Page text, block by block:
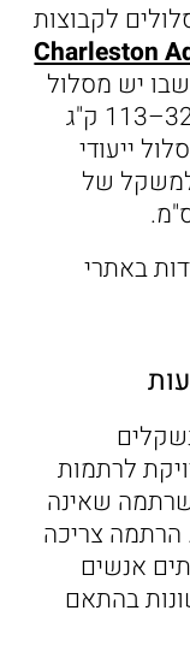
לקבוצות
Charleston
הברית (2026), שבו יש מסלול
למבוגרים המתאים למשקל של 32–113 ק"ג
לצד מסלול ייעודי
המותאם למשקל של
באתרי
לרתמות
שרתמה שאינה
הרתמה צריכה
אנשים
בהתאם